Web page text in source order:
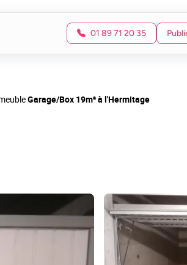
01 89 71 20 35
Garage/Box 19m² à l'Hermitage